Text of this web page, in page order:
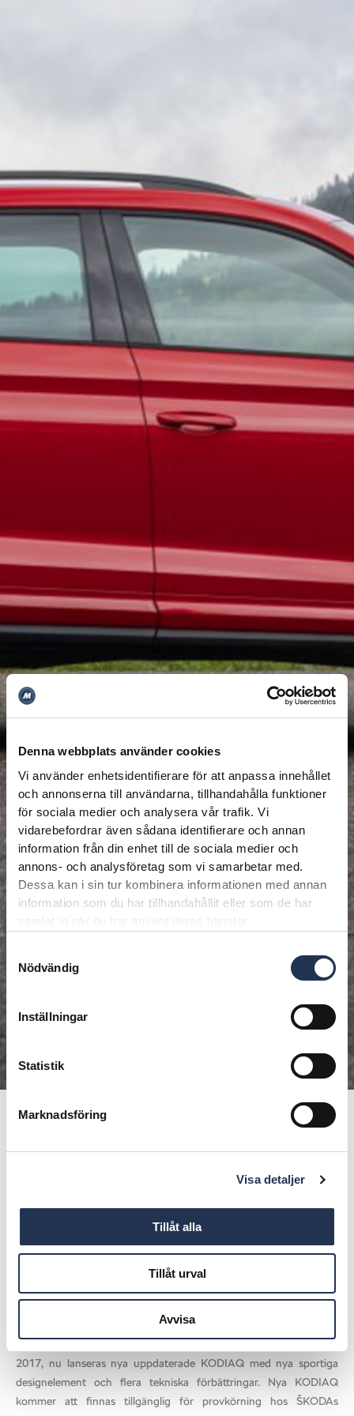
Denna webbplats använder cookies
Vi använder enhetsidentifierare för att anpassa innehållet
och annonserna till användarna, tillhandahålla funktioner
för sociala medier och analysera vår trafik. Vi
vidarebefordrar även sådana identifierare och annan
information från din enhet till de sociala medier och
annons- och analysföretag som vi samarbetar med.
Dessa kan i sin tur kombinera informationen med annan
information som du har tillhandahållit eller som de har
Nödvändig
Inställningar
Statistik
Marknadsföring
Visa detaljer
Tillåt alla
Tillåt urval
Avvisa
MER ROBUST DESIGN OCH NYA TERRÄNGFUNKTIONER.
Avancerad ŠKODA-teknik och nya terrängfunktioner. Den rymliga
interiören erbjuder nu mer komfort med hållbara material. Full-
ŠKODAs framgångsrika SUV sågs första gången på marknaden
2017, nu lanseras nya uppdaterade KODIAQ med nya sportiga
designelement och flera tekniska förbättringar. Nya KODIAQ
kommer att finnas tillgänglig för provkörning hos ŠKODAs